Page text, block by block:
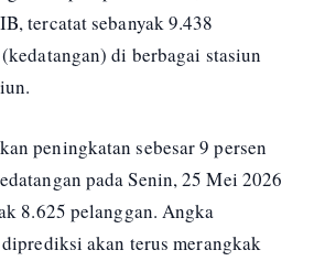
tercatat sebanyak 9.438
di berbagai stasiun
peningkatan sebesar 9 persen
pada Senin, 25 Mei 2026
8.625 pelanggan. Angka
akan terus merangkak